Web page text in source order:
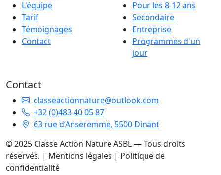
L'équipe
Tarif
Témoignages
Contact
Pour les 8-12 ans
Secondaire
Entreprise
Programmes d'un
jour
Contact
classeactionnature@outlook.com
+32 (0)483 40 05 87
63 rue d’Anseremme, 5500 Dinant
© 2025 Classe Action Nature ASBL — Tous droits
réservés. | Mentions légales | Politique de
confidentialité